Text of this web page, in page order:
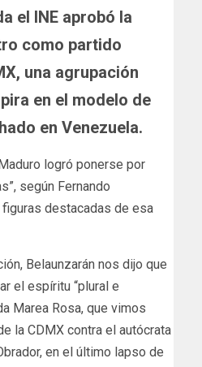
el INE aprobó la
como partido
una agrupación
en el modelo de
en Venezuela.
logró ponerse por
según Fernando
figuras destacadas de esa
Belaunzarán nos dijo que
el espíritu “plural e
Marea Rosa, que vimos
la CDMX contra el autócrata
en el último lapso de